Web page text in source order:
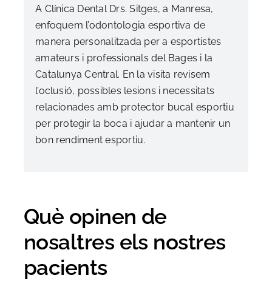
A Clínica Dental Drs. Sitges, a Manresa,
enfoquem l’odontologia esportiva de
manera personalitzada per a esportistes
amateurs i professionals del Bages i la
Catalunya Central. En la visita revisem
l’oclusió, possibles lesions i necessitats
relacionades amb protector bucal esportiu
per protegir la boca i ajudar a mantenir un
bon rendiment esportiu.
Què opinen de
nosaltres els nostres
pacients